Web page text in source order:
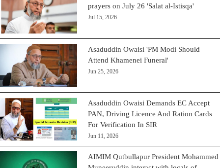
prayers on July 26 'Salat al-Istisqa'
Jul 15, 2026
Asaduddin Owaisi 'PM Modi Should
Attend Khamenei Funeral'
Jun 25, 2026
Asaduddin Owaisi Demands EC Accept
PAN, Driving Licence And Ration Cards
For Verification In SIR
Jun 11, 2026
AIMIM Qutbullapur President Mohammed